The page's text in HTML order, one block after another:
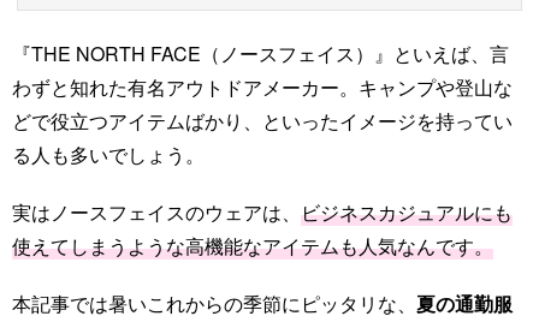
『THE NORTH FACE（ノースフェイス）』といえば、言
わずと知れた有名アウトドアメーカー。キャンプや登山な
どで役立つアイテムばかり、といったイメージを持ってい
る人も多いでしょう。
実はノースフェイスのウェアは、 ビジネスカジュアルにも
使えてしまうような高機能なアイテムも人気なんです。
本記事では暑いこれからの季節にピッタリな、 夏の通勤服